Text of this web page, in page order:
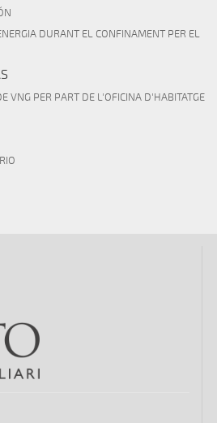
DURANT EL CONFINAMENT PER EL
VNG PER PART DE L'OFICINA D'HABITATGE